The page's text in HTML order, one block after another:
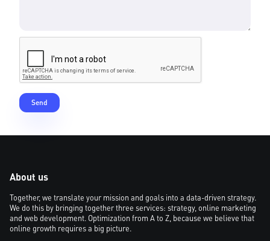
About us
Together, we translate your mission and goals into a data-driven strategy.
We do this by bringing together three services: strategy, online marketing
and web development. Optimization from A to Z, because we believe that
online growth requires a big picture.